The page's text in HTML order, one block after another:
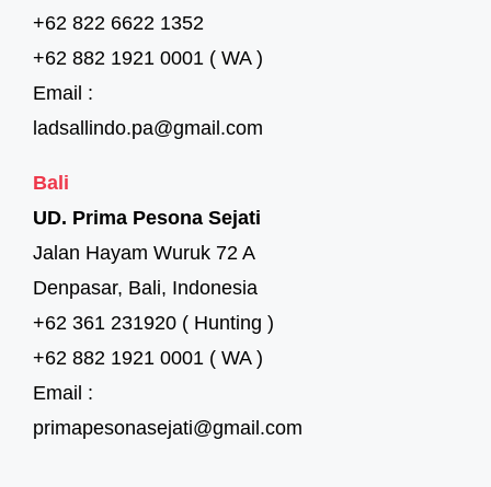
+62 822 6622 1352
+62 882 1921 0001 ( WA )
Email :
ladsallindo.pa@gmail.com
Bali
UD. Prima Pesona Sejati
Jalan Hayam Wuruk 72 A
Denpasar, Bali, Indonesia
+62 361 231920 ( Hunting )
+62 882 1921 0001 ( WA )
Email :
primapesonasejati@gmail.com